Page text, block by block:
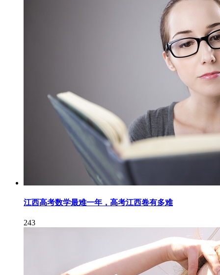
江西高考数学最难一年，高考江西卷有多难
243